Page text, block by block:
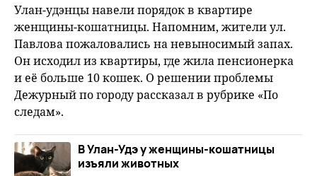
Улан-удэнцы навели порядок в квартире
женщины-кошатницы. Напомним, жители ул.
Павлова пожаловались на невыносимый запах.
Он исходил из квартиры, где жила пенсионерка
и её больше 10 кошек. О решении проблемы
Дежурный по городу рассказал в рубрике «По
следам».
В Улан-Удэ у женщины-кошатницы
изъяли животных